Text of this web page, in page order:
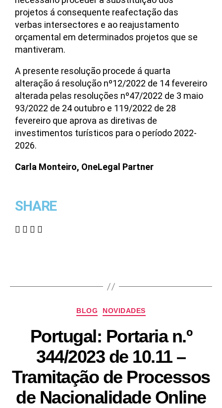
projetos á consequente reafectação das
verbas intersectores e ao reajustamento
orçamental em determinados projetos que se
mantiveram.
A presente resolução procede á quarta
alteração á resolução nº12/2022 de 14 fevereiro
alterada pelas resoluções nº47/2022 de 3 maio
93/2022 de 24 outubro e 119/2022 de 28
fevereiro que aprova as diretivas de
investimentos turísticos para o período 2022-
2026.
Carla Monteiro, OneLegal Partner
SHARE
BLOG NOVIDADES
Portugal: Portaria n.º
344/2023 de 10.11 –
Tramitação de Processos
de Nacionalidade Online